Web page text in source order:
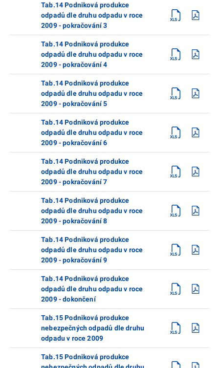
Tab.14 Podniková produkce
odpadů dle druhu odpadu v roce
2009 - pokračování 3
Tab.14 Podniková produkce
odpadů dle druhu odpadu v roce
2009 - pokračování 4
Tab.14 Podniková produkce
odpadů dle druhu odpadu v roce
2009 - pokračování 5
Tab.14 Podniková produkce
odpadů dle druhu odpadu v roce
2009 - pokračování 6
Tab.14 Podniková produkce
odpadů dle druhu odpadu v roce
2009 - pokračování 7
Tab.14 Podniková produkce
odpadů dle druhu odpadu v roce
2009 - pokračování 8
Tab.14 Podniková produkce
odpadů dle druhu odpadu v roce
2009 - pokračování 9
Tab.14 Podniková produkce
odpadů dle druhu odpadu v roce
2009 - dokončení
Tab.15 Podniková produkce
nebezpečných odpadů dle druhu
odpadu v roce 2009
Tab.15 Podniková produkce